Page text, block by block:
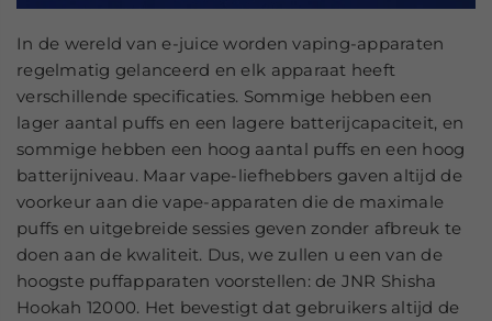
In de wereld van e-juice worden vaping-apparaten
regelmatig gelanceerd en elk apparaat heeft
verschillende specificaties. Sommige hebben een
lager aantal puffs en een lagere batterijcapaciteit, en
sommige hebben een hoog aantal puffs en een hoog
batterijniveau. Maar vape-liefhebbers gaven altijd de
voorkeur aan die vape-apparaten die de maximale
puffs en uitgebreide sessies geven zonder afbreuk te
doen aan de kwaliteit. Dus, we zullen u een van de
hoogste puffapparaten voorstellen: de JNR Shisha
Hookah 12000. Het bevestigt dat gebruikers altijd de